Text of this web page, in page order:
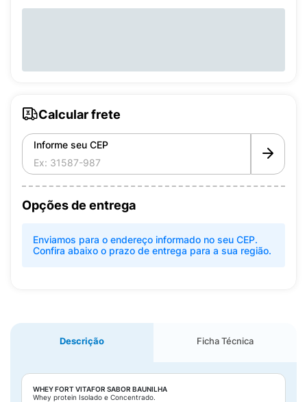
Calcular frete
Informe seu CEP
Opções de entrega
Enviamos para o endereço informado no seu CEP.
Confira abaixo o prazo de entrega para a sua região.
Descrição Ficha Técnica
WHEY FORT VITAFOR SABOR BAUNILHA
Whey protein Isolado e Concentrado.